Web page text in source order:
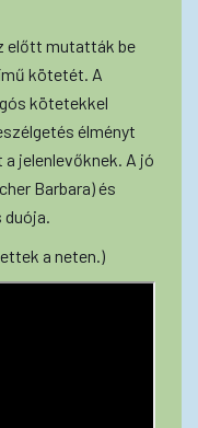
előtt mutatták be
kötetét. A
kötetekkel
élményt
jelenlevőknek. A jó
Barbara) és
a neten.)